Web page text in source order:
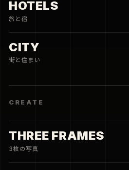
HOTELS
旅と宿
CITY
街と住まい
CREATE
THREE FRAMES
3枚の写真